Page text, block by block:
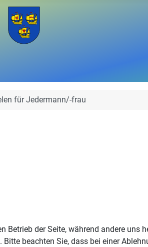
für Jedermann/-frau
der Seite, während andere uns
beachten Sie, dass bei einer